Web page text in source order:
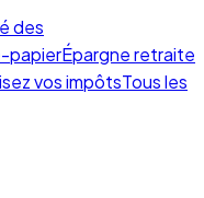
des
papierÉpargne retraite
vos impôtsTous les